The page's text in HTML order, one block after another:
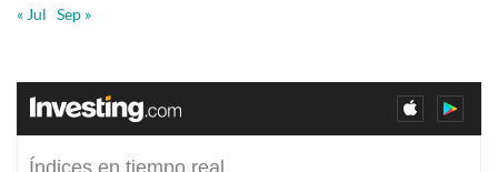
« Jul Sep »